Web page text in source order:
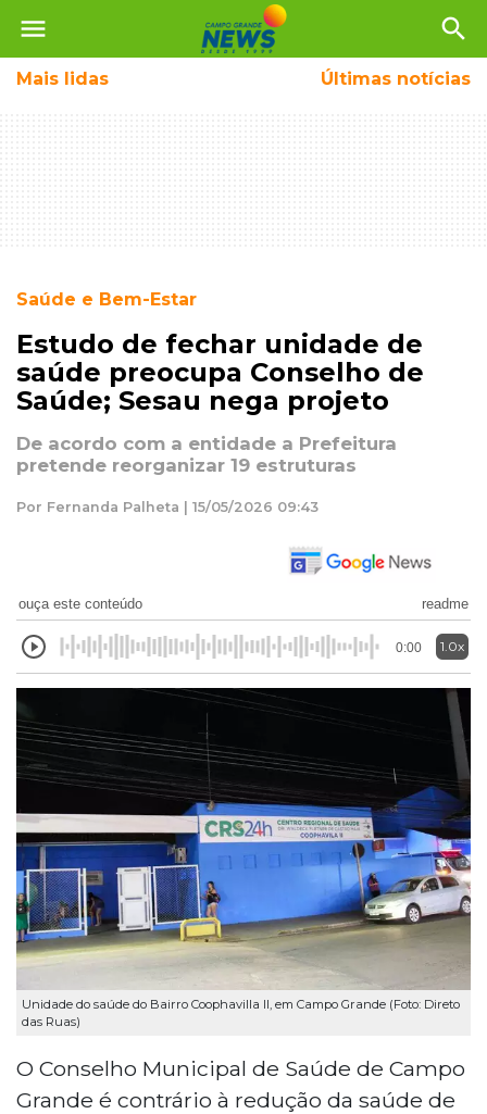
menu search
Mais lidas Últimas notícias
Saúde e Bem-Estar
Estudo de fechar unidade de
saúde preocupa Conselho de
Saúde; Sesau nega projeto
De acordo com a entidade a Prefeitura
pretende reorganizar 19 estruturas
Por Fernanda Palheta | 15/05/2026 09:43
ouça este conteúdo readme
0:00 1.0x
Unidade do saúde do Bairro Coophavilla II, em Campo Grande (Foto: Direto
das Ruas)
O Conselho Municipal de Saúde de Campo
Grande é contrário à redução da saúde de